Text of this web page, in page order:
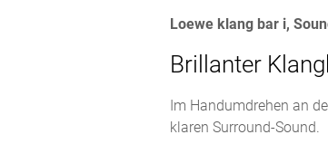
Loewe klang bar i,
Brillanter
Im Handumdrehen an
klaren Surround-Sound.